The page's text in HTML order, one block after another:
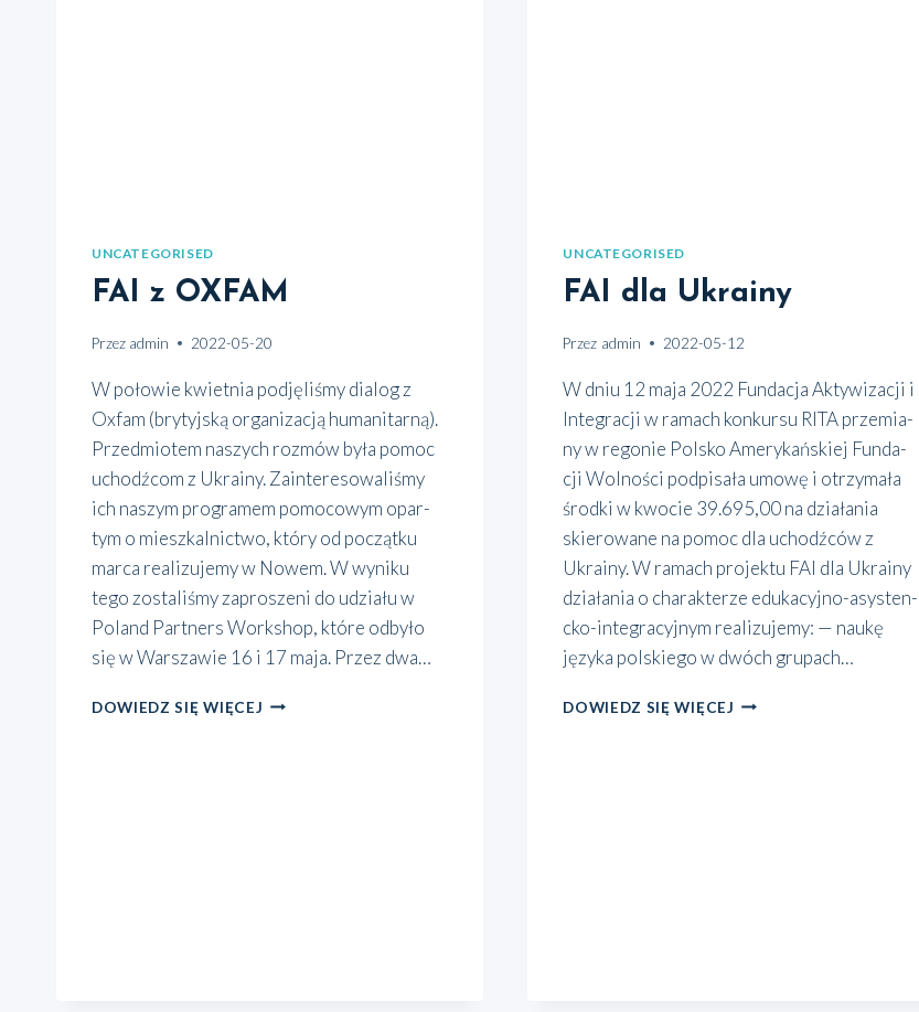
UNCATEGORISED
FAI z OXFAM
Przez admin 2022-05-20
W poło­wie kwiet­nia pod­ję­li­śmy dia­log z
Oxfam (bry­tyj­ską orga­ni­za­cją huma­ni­tar­ną).
Przed­mio­tem naszych roz­mów była pomoc
uchodź­com z Ukra­iny. Zain­te­re­so­wa­li­śmy
ich naszym pro­gra­mem pomo­co­wym opar­
tym o miesz­kal­nic­two, któ­ry od począt­ku
mar­ca reali­zu­je­my w Nowem. W wyni­ku
tego zosta­li­śmy zapro­sze­ni do udzia­łu w
Poland Part­ners Work­shop, któ­re odby­ło
się w War­sza­wie 16 i 17 maja. Przez dwa…
DOWIEDZ SIĘ WIĘCEJ FAI
UNCATEGORISED
FAI dla Ukrainy
Przez admin 2022-05-12
W dniu 12 maja 2022 Fun­da­cja Akty­wi­za­cji i
Inte­gra­cji w ramach kon­kur­su RITA prze­mia­
ny w rego­nie Pol­sko Ame­ry­kań­skiej Fun­da­
cji Wol­no­ści pod­pi­sa­ła umo­wę i otrzy­ma­ła
środ­ki w kwo­cie 39.695,00 na dzia­ła­nia
skie­ro­wa­ne na pomoc dla uchodź­ców z
Ukra­iny. W ramach pro­jek­tu FAI dla Ukra­iny
dzia­ła­nia o cha­rak­te­rze edu­­ka­­cy­j­no-asy­­sten­
c­ko-inte­­gra­­cy­j­nym reali­zu­je­my: — naukę
języ­ka pol­skie­go w dwóch gru­pach…
DOWIEDZ SIĘ WIĘCEJ FAI